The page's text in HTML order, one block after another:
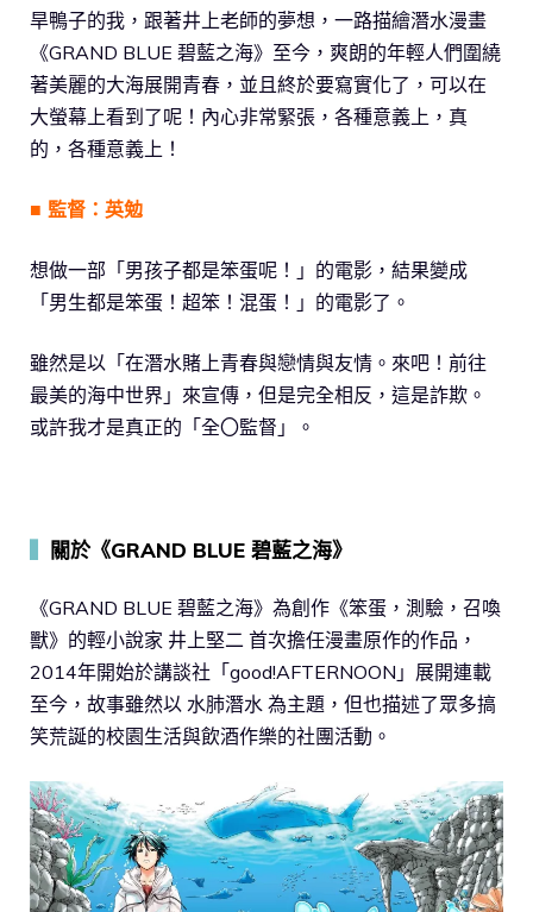
旱鴨子的我，跟著井上老師的夢想，一路描繪潛水漫畫
《GRAND BLUE 碧藍之海》至今，爽朗的年輕人們圍繞
著美麗的大海展開青春，並且終於要寫實化了，可以在
大螢幕上看到了呢！內心非常緊張，各種意義上，真
的，各種意義上！
■ 監督：英勉
想做一部「男孩子都是笨蛋呢！」的電影，結果變成
「男生都是笨蛋！超笨！混蛋！」的電影了。
雖然是以「在潛水賭上青春與戀情與友情。來吧！前往
最美的海中世界」來宣傳，但是完全相反，這是詐欺。
或許我才是真正的「全〇監督」。
關於《GRAND BLUE 碧藍之海》
《GRAND BLUE 碧藍之海》為創作《笨蛋，測驗，召喚
獸》的輕小說家 井上堅二 首次擔任漫畫原作的作品，
2014年開始於講談社「good!AFTERNOON」展開連載
至今，故事雖然以 水肺潛水 為主題，但也描述了眾多搞
笑荒誕的校園生活與飲酒作樂的社團活動。